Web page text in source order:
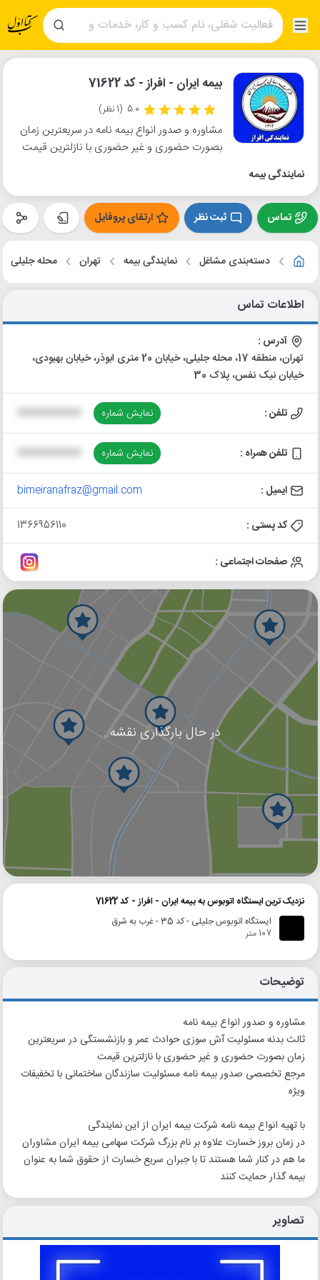
بیمه ایران - افراز - کد 71622
5.0 (1 نظر)
مشاوره و صدور انواع بیمه نامه در سریعترین زمان
بصورت حضوری و غیر حضوری با نازلترین قیمت
نمایندگی بیمه
تماس ثبت نظر ارتقای پروفایل
دسته‌بندی مشاغل نمایندگی بیمه تهران محله جلیلی
اطلاعات تماس
آدرس :
تهران، منطقه 17، محله جلیلی، خیابان 20 متری ابوذر، خیابان بهبودی،
خیابان نیک نفس، پلاک 30
تلفن : نمایش شماره
تلفن همراه : نمایش شماره
ایمیل : bimeiranafraz@gmail.com
کد پستی : 1366956110
صفحات اجتماعی :
در حال بارگذاری نقشه...
گوگل
نزدیک ترین ایستگاه اتوبوس به بیمه ایران - افراز - کد 71622
ایستگاه اتوبوس جلیلی - کد 35 - غرب به شرق
107 متر
توضیحات
مشاوره و صدور انواع بیمه نامه
ثالث بدنه مسئولیت آش سوزی حوادث عمر و بازنشستگی در سریعترین
زمان بصورت حضوری و غیر حضوری با نازلترین قیمت
مرجع تخصصی صدور بیمه نامه مسئولیت سازندگان ساختمانی با تخفیفات
ویژه
با تهیه انواع بیمه نامه شرکت بیمه ایران از این نمایندگی
در زمان بروز خسارت علاوه بر نام بزرگ شرکت سهامی بیمه ایران مشاوران
ما هم در کنار شما هستند تا با جبران سریع خسارت از حقوق شما به عنوان
بیمه گذار حمایت کنند
تصاویر